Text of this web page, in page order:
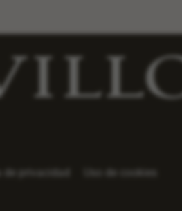
de privacidad Uso de cookies